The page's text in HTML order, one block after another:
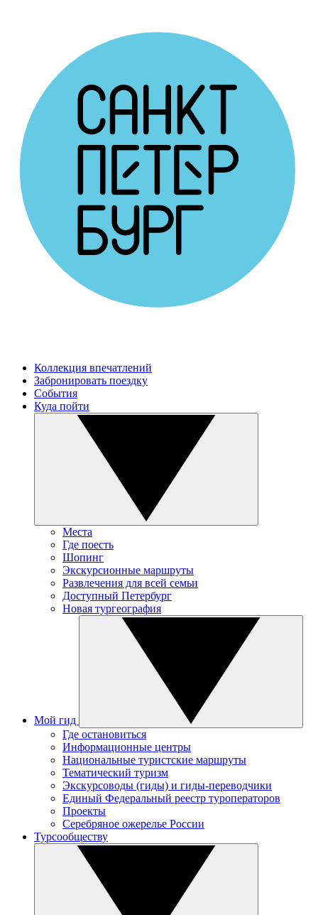
Коллекция впечатлений
Забронировать поездку
События
Куда пойти
Места
Где поесть
Шопинг
Экскурсионные маршруты
Развлечения для всей семьи
Доступный Петербург
Новая тургеография
Мой гид
Где остановиться
Информационные центры
Национальные туристские маршруты
Тематический туризм
Экскурсоводы (гиды) и гиды-переводчики
Единый Федеральный реестр туроператоров
Проекты
Серебряное ожерелье России
Турсообществу